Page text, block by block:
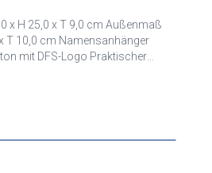
x H 25,0 x T 9,0 cm Außenmaß
T 10,0 cm Namensanhänger
mit DFS-Logo Praktischer
Tasche
Stauraum, um das